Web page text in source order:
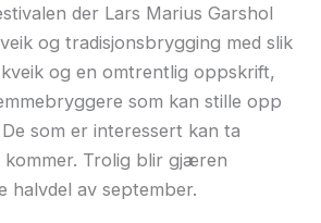
der Lars Marius Garshol
og tradisjonsbrygging med slik
og en omtrentlig oppskrift,
som kan stille opp
som er interessert kan ta
Trolig blir gjæren
halvdel av september.